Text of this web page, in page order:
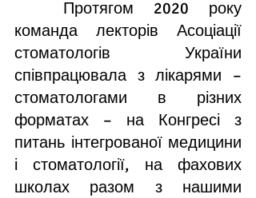
команда лекторів Асоціації
стоматологів України
співпрацювала з лікарями –
стоматологами в різних
форматах – на Конгресі з
питань інтегрованої медицини
і стоматології, на фахових
школах разом з нашими